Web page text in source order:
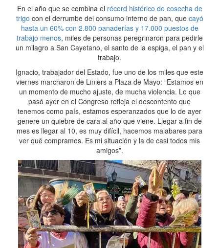
En el año que se combina el récord histórico de cosecha de
trigo con el derrumbe del consumo interno de pan, que cayó
hasta un 60% con 2.800 panaderías y 17.000 puestos de
trabajo menos, miles de personas peregrinaron para pedirle
un milagro a San Cayetano, el santo de la espiga, el pan y el
trabajo.
Ignacio, trabajador del Estado, fue uno de los miles que este
viernes marcharon de Liniers a Plaza de Mayo: “Estamos en
un momento de mucho ajuste, de mucha violencia. Lo que
pasó ayer en el Congreso refleja el descontento que
tenemos como país, estamos esperanzados que lo de ayer
genere un quiebre de cara al año que viene. Llegar a fin de
mes es llegar al 10, es muy difícil, hacemos malabares para
ver qué compramos. Es mi situación y la de casi todos mis
amigos”.